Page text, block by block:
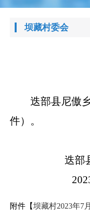
坝藏村委会
迭部县尼傲
件）。
迭部县
2023年
附件【坝藏村2023年7